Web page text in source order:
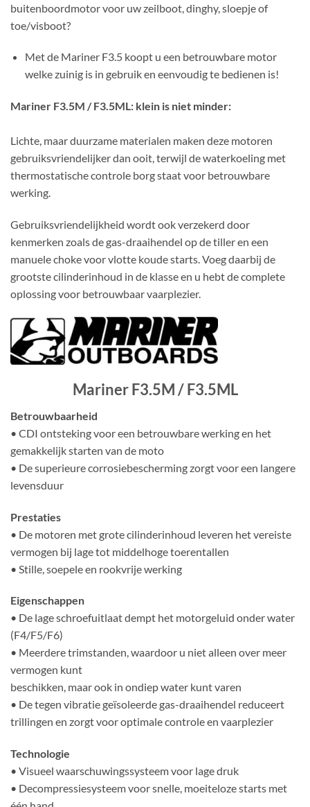
buitenboordmotor voor uw zeilboot, dinghy, sloepje of
toe/visboot?
Met de Mariner F3.5 koopt u een betrouwbare motor
welke zuinig is in gebruik en eenvoudig te bedienen is!
Mariner F3.5M / F3.5ML: klein is niet minder:
Lichte, maar duurzame materialen maken deze motoren
gebruiksvriendelijker dan ooit, terwijl de waterkoeling met
thermostatische controle borg staat voor betrouwbare
werking.
Gebruiksvriendelijkheid wordt ook verzekerd door
kenmerken zoals de gas-draaihendel op de tiller en een
manuele choke voor vlotte koude starts. Voeg daarbij de
grootste cilinderinhoud in de klasse en u hebt de complete
oplossing voor betrouwbaar vaarplezier.
Mariner F3.5M / F3.5ML
Betrouwbaarheid
• CDI ontsteking voor een betrouwbare werking en het
gemakkelijk starten van de moto
• De superieure corrosiebescherming zorgt voor een langere
levensduur
Prestaties
• De motoren met grote cilinderinhoud leveren het vereiste
vermogen bij lage tot middelhoge toerentallen
• Stille, soepele en rookvrije werking
Eigenschappen
• De lage schroefuitlaat dempt het motorgeluid onder water
(F4/F5/F6)
• Meerdere trimstanden, waardoor u niet alleen over meer
vermogen kunt
beschikken, maar ook in ondiep water kunt varen
• De tegen vibratie geïsoleerde gas-draaihendel reduceert
trillingen en zorgt voor optimale controle en vaarplezier
Technologie
• Visueel waarschuwingssysteem voor lage druk
• Decompressiesysteem voor snelle, moeiteloze starts met